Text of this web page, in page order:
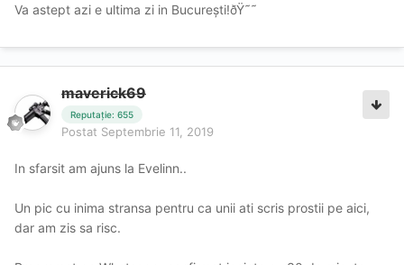
Va astept azi e ultima zi in București!ðŸ˜˜
maverick69
Reputație: 655
Postat Septembrie 11, 2019
In sfarsit am ajuns la Evelinn..
Un pic cu inima stransa pentru ca unii ati scris prostii pe aici,
dar am zis sa risc.